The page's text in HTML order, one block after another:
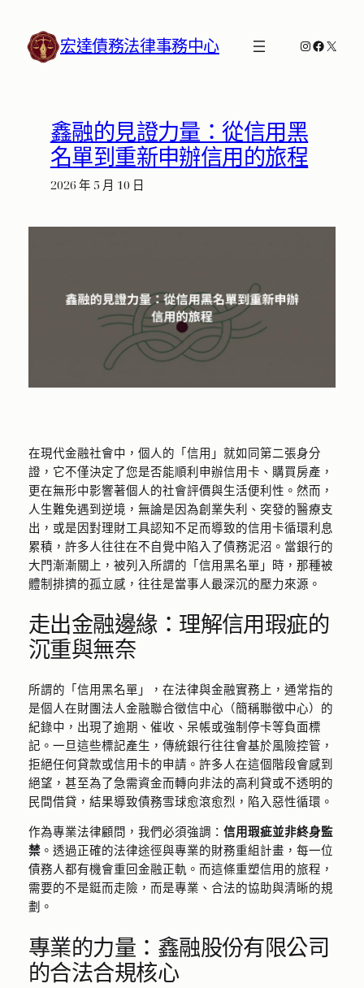
宏達債務法律事務中心 Instagram
X
鑫融的見證力量：從信用黑
名單到重新申辦信用的旅程
2026 年 5 月 10 日
在現代金融社會中，個人的「信用」就如同第二張身分
證，它不僅決定了您是否能順利申辦信用卡、購買房產，
更在無形中影響著個人的社會評價與生活便利性。然而，
人生難免遇到逆境，無論是因為創業失利、突發的醫療支
出，或是因對理財工具認知不足而導致的信用卡循環利息
累積，許多人往往在不自覺中陷入了債務泥沼。當銀行的
大門漸漸關上，被列入所謂的「信用黑名單」時，那種被
體制排擠的孤立感，往往是當事人最深沉的壓力來源。
走出金融邊緣：理解信用瑕疵的
沉重與無奈
所謂的「信用黑名單」，在法律與金融實務上，通常指的
是個人在財團法人金融聯合徵信中心（簡稱聯徵中心）的
紀錄中，出現了逾期、催收、呆帳或強制停卡等負面標
記。一旦這些標記產生，傳統銀行往往會基於風險控管，
拒絕任何貸款或信用卡的申請。許多人在這個階段會感到
絕望，甚至為了急需資金而轉向非法的高利貸或不透明的
民間借貸，結果導致債務雪球愈滾愈烈，陷入惡性循環。
作為專業法律顧問，我們必須強調： 信用瑕疵並非終身監
禁。透過正確的法律途徑與專業的財務重組計畫，每一位
債務人都有機會重回金融正軌。而這條重塑信用的旅程，
需要的不是鋌而走險，而是專業、合法的協助與清晰的規
劃。
專業的力量：鑫融股份有限公司
的合法合規核心